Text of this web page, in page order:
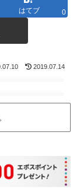
はてブ 0
2019.07.14